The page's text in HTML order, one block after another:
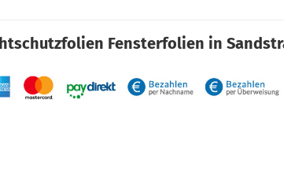
Fensterfolien in